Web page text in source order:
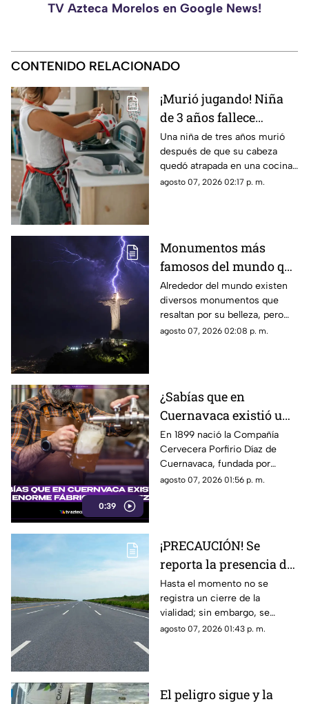
TV Azteca Morelos en Google News!
CONTENIDO RELACIONADO
¡Murió jugando! Niña
de 3 años fallece
después de quedar
atrapada en una cocina
de juguete
Una niña de tres años murió
después de que su cabeza
quedó atrapada en una cocina
de juguete. La menor de edad
agosto 07, 2026 02:17 p. m.
Monumentos más
famosos del mundo que
también funcionan
como pararrayos, ¿por
qué ocurre esto?
Alrededor del mundo existen
diversos monumentos que
resaltan por su belleza, pero
algunos de ellos pueden llegar
agosto 07, 2026 02:08 p. m.
0:39
¿Sabías que en
Cuernavaca existió una
enorme fábrica de
cerveza hace más de
120 años?
En 1899 nació la Compañía
Cervecera Porfirio Díaz de
Cuernavaca, fundada por
empresarios alemanes y
agosto 07, 2026 01:56 p. m.
¡PRECAUCIÓN! Se
reporta la presencia de
manifestantes en la
autopista Cuernavaca-
Acapulco
Hasta el momento no se
registra un cierre de la
vialidad; sin embargo, se
exhorta a los automovilistas a
agosto 07, 2026 01:43 p. m.
El peligro sigue y la